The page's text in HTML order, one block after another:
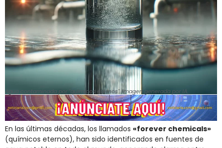
Agua contaminada por "químicos eternos". Imagen generada por IA.
En las últimas décadas, los llamados «forever chemicals»
(químicos eternos), han sido identificados en fuentes de